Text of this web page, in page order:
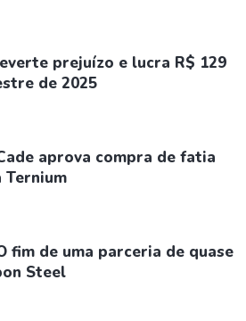
prejuízo e lucra R$ 129
de 2025
aprova compra de fatia
fim de uma parceria de quase
Steel